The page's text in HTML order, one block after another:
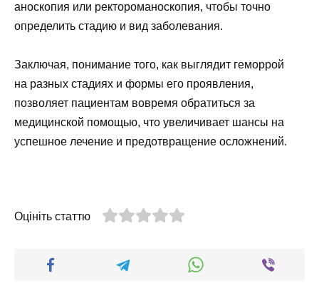
аноскопия или ректороманоскопия, чтобы точно
определить стадию и вид заболевания.
Заключая, понимание того, как выглядит геморрой
на разных стадиях и формы его проявления,
позволяет пациентам вовремя обратиться за
медицинской помощью, что увеличивает шансы на
успешное лечение и предотвращение осложнений.
Оцініть статтю